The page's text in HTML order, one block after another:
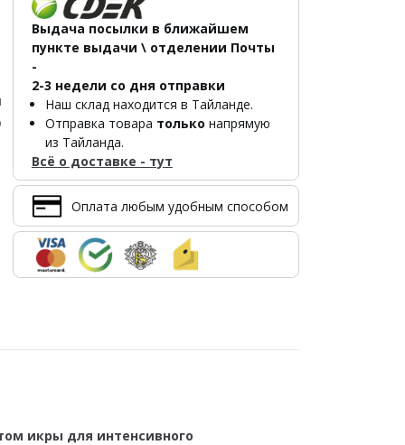
Выдача посылки в ближайшем
пункте выдачи \ отделении Почты
-
2-3 недели со дня отправки
Наш склад находится в Тайланде.
Отправка товара только напрямую
из Тайланда.
Всё о доставке - тут
Оплата любым удобным способом
икры для интенсивного